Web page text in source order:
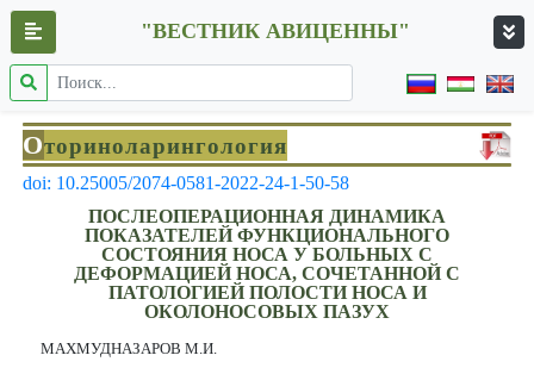
"ВЕСТНИК АВИЦЕННЫ"
Оториноларингология
doi: 10.25005/2074-0581-2022-24-1-50-58
ПОСЛЕОПЕРАЦИОННАЯ ДИНАМИКА
ПОКАЗАТЕЛЕЙ ФУНКЦИОНАЛЬНОГО
СОСТОЯНИЯ НОСА У БОЛЬНЫХ С
ДЕФОРМАЦИЕЙ НОСА, СОЧЕТАННОЙ С
ПАТОЛОГИЕЙ ПОЛОСТИ НОСА И
ОКОЛОНОСОВЫХ ПАЗУХ
МАХМУДНАЗАРОВ М.И.